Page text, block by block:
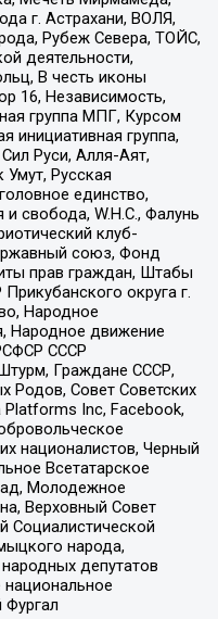
г. Астрахани, ВОЛЯ,
Рубеж Севера, ТОЙС,
деятельности,
В честь иконы
16, Независимость,
группа МПГ, Курсом
инициативная группа,
Руси, Алля-Аят,
Умут, Русская
единство,
свобода, W.H.С., Фалунь
клуб-
союз, Фонд
прав граждан, Штабы
округа г.
Народное
Народное движение
СССР
Граждане СССР,
Родов, Совет Советских
Inc, Facebook,
националистов, Черный
Всетатарское
Молодежное
Верховный Совет
Социалистической
народа,
депутатов
национальное